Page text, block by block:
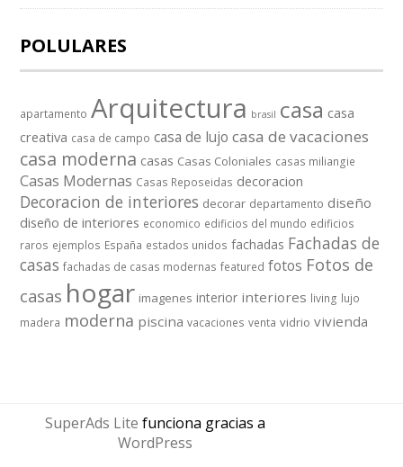
POLULARES
apartamento Arquitectura brasil casa casa
creativa casa de campo casa de lujo casa de vacaciones
casa moderna casas Casas Coloniales casas miliangie
Casas Modernas Casas Reposeidas decoracion
Decoracion de interiores decorar departamento diseño
diseño de interiores economico edificios del mundo edificios
raros ejemplos España estados unidos fachadas Fachadas de
casas fachadas de casas modernas featured fotos Fotos de
casas hogar imagenes interior interiores living lujo
madera moderna piscina vacaciones venta vidrio vivienda
SuperAds Lite funciona gracias a
WordPress